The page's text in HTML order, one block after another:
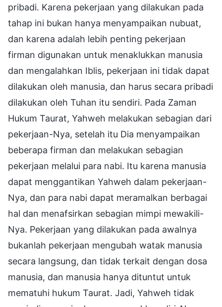
pribadi. Karena pekerjaan yang dilakukan pada
tahap ini bukan hanya menyampaikan nubuat,
dan karena adalah lebih penting pekerjaan
firman digunakan untuk menaklukkan manusia
dan mengalahkan Iblis, pekerjaan ini tidak dapat
dilakukan oleh manusia, dan harus secara pribadi
dilakukan oleh Tuhan itu sendiri. Pada Zaman
Hukum Taurat, Yahweh melakukan sebagian dari
pekerjaan-Nya, setelah itu Dia menyampaikan
beberapa firman dan melakukan sebagian
pekerjaan melalui para nabi. Itu karena manusia
dapat menggantikan Yahweh dalam pekerjaan-
Nya, dan para nabi dapat meramalkan berbagai
hal dan menafsirkan sebagian mimpi mewakili-
Nya. Pekerjaan yang dilakukan pada awalnya
bukanlah pekerjaan mengubah watak manusia
secara langsung, dan tidak terkait dengan dosa
manusia, dan manusia hanya dituntut untuk
mematuhi hukum Taurat. Jadi, Yahweh tidak